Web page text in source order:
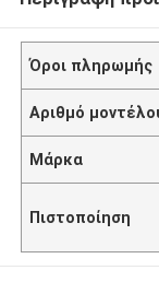
Όροι πληρωμής
Αριθμό
Μάρκα
Πιστοποίηση